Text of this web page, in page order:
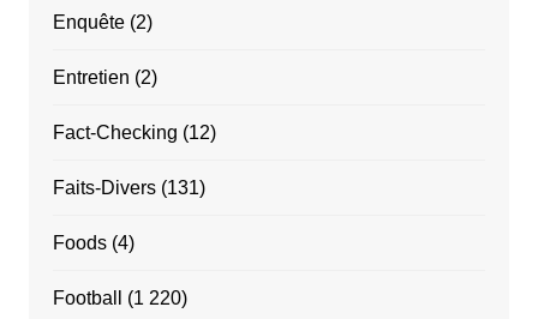
Enquête(2)
Entretien (2)
Fact-Checking (12)
Faits-Divers(131)
Foods(4)
Football (1 220)